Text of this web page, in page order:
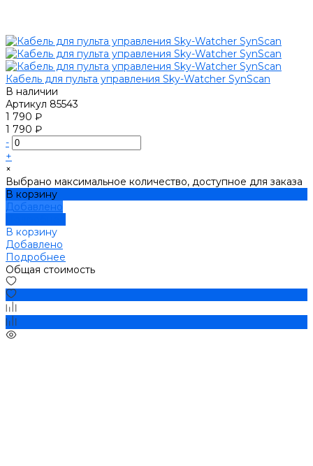
Кабель для пульта управления Sky-Watcher SynScan
В наличии
Артикул 85543
1 790 ₽
1 790 ₽
-
+
×
Выбрано максимальное количество, доступное для заказа
В корзину
Добавлено
В корзину
Добавлено
Подробнее
Общая стоимость